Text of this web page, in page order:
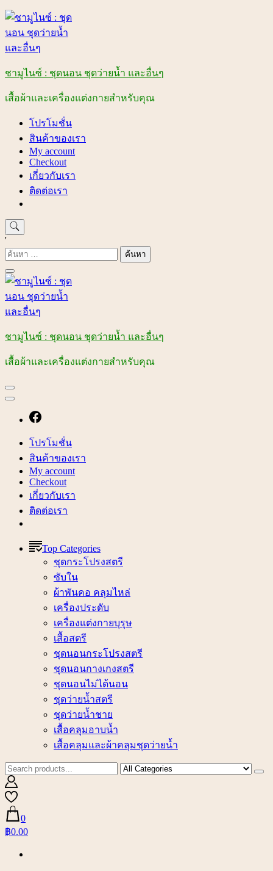
Skip
content
ชามูไนซ์ : ชุดนอน ชุดว่ายน้ำ และอื่นๆ
เสื้อผ้าและเครื่องแต่งกายสำหรับคุณ
โปรโมชั่น
สินค้าของเรา
My account
Checkout
เกี่ยวกับเรา
ติดต่อเรา
'
ค้นหา
สำหรับ:
ชามูไนซ์ : ชุดนอน ชุดว่ายน้ำ และอื่นๆ
เสื้อผ้าและเครื่องแต่งกายสำหรับคุณ
โปรโมชั่น
สินค้าของเรา
My account
Checkout
เกี่ยวกับเรา
ติดต่อเรา
Top Categories
ชุดกระโปรงสตรี
ซับใน
ผ้าพันคอ คลุมไหล่
เครื่องประดับ
เครื่องแต่งกายบุรุษ
เสื้อสตรี
ชุดนอนกระโปรงสตรี
ชุดนอนกางเกงสตรี
ชุดนอนไม่ได้นอน
ชุดว่ายน้ำสตรี
ชุดว่ายน้ำชาย
เสื้อคลุมอาบน้ำ
เสื้อคลุมและผ้าคลุมชุดว่ายน้ำ
0
฿0.00